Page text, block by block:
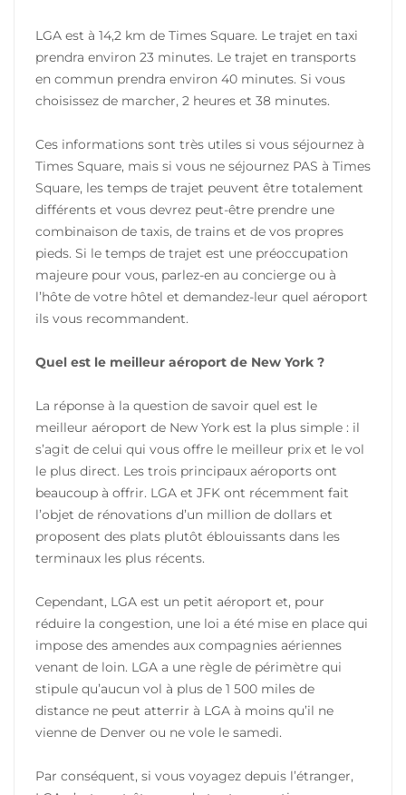
LGA est à 14,2 km de Times Square. Le trajet en taxi
prendra environ 23 minutes. Le trajet en transports
en commun prendra environ 40 minutes. Si vous
choisissez de marcher, 2 heures et 38 minutes.
Ces informations sont très utiles si vous séjournez à
Times Square, mais si vous ne séjournez PAS à Times
Square, les temps de trajet peuvent être totalement
différents et vous devrez peut-être prendre une
combinaison de taxis, de trains et de vos propres
pieds. Si le temps de trajet est une préoccupation
majeure pour vous, parlez-en au concierge ou à
l’hôte de votre hôtel et demandez-leur quel aéroport
ils vous recommandent.
Quel est le meilleur aéroport de New York ?
La réponse à la question de savoir quel est le
meilleur aéroport de New York est la plus simple : il
s’agit de celui qui vous offre le meilleur prix et le vol
le plus direct. Les trois principaux aéroports ont
beaucoup à offrir. LGA et JFK ont récemment fait
l’objet de rénovations d’un million de dollars et
proposent des plats plutôt éblouissants dans les
terminaux les plus récents.
Cependant, LGA est un petit aéroport et, pour
réduire la congestion, une loi a été mise en place qui
impose des amendes aux compagnies aériennes
venant de loin. LGA a une règle de périmètre qui
stipule qu’aucun vol à plus de 1 500 miles de
distance ne peut atterrir à LGA à moins qu’il ne
vienne de Denver ou ne vole le samedi.
Par conséquent, si vous voyagez depuis l’étranger,